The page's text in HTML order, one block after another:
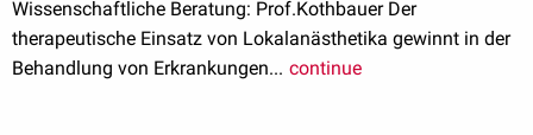
Wissenschaftliche Beratung: Prof.Kothbauer Der
therapeutische Einsatz von Lokalanästhetika gewinnt in der
Behandlung von Erkrankungen... continue